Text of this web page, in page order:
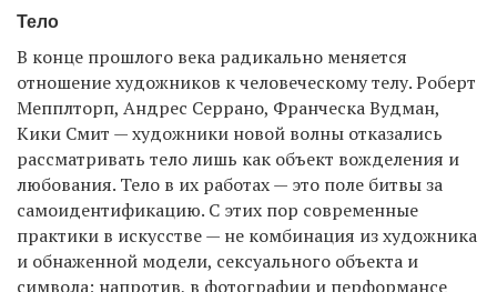
Тело
В конце прошлого века радикально меняется
отношение художников к человеческому телу. Роберт
Мепплторп, Андрес Серрано, Франческа Вудман,
Кики Смит — художники новой волны отказались
рассматривать тело лишь как объект вожделения и
любования. Тело в их работах — это поле битвы за
самоидентификацию. С этих пор современные
практики в искусстве — не комбинация из художника
и обнаженной модели, сексуального объекта и
символа; напротив, в фотографии и перформансе